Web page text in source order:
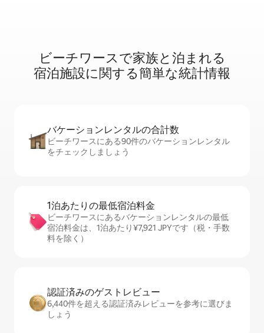
ビーチワースで家⁠族⁠と泊⁠ま⁠れ⁠る
宿⁠泊⁠施⁠設⁠に関⁠す⁠る簡⁠単⁠な統⁠計⁠情⁠報
バケーションレ⁠ン⁠タ⁠ル⁠の合⁠計⁠数
ビーチワースにある90件のバケーションレンタル
をチェックしましょう
1泊あたりの最⁠低⁠宿⁠泊⁠料⁠金
ビーチワースにあるバケーションレンタルの最低
宿泊料金は、1泊あたり¥7,921 JPYです（税・手数
料を除く）
認証済みのゲ⁠ス⁠ト⁠レ⁠ビ⁠ュ⁠ー
6,440件を超える認証済みレビューを参考に選びま
しょう